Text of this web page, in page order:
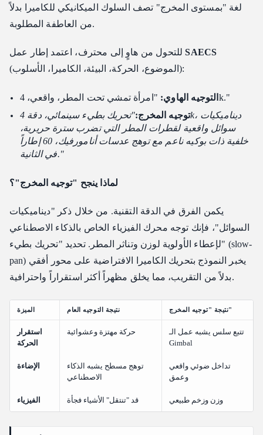
لغة "بمستوى المخرج" تصف السلوك الميكانيكي للكاميرا بدلاً
من العاطفة المطلوبة.
للتحول من هاوٍ إلى محترف، اعتمد إطار عملSAECS
(الموضوع، الحركة، البيئة، الكاميرا، الأسلوب):
التوجيه الهاوي: "امرأة تمشي تحت المطر، واقعي، 4k."
توجيه المخرج:
"تحريك بطيء سينمائي، دقة 4k، ديناميكيات
سوائل واقعية لقطرات المطر التي تضرب سترة حريرية،
خلفية ذات بوكيه ناعم مع توهج عدسات أنامورفيك، 60 إطاراً
في الثانية."
لماذا ينجح "توجيه المخرج"؟
يكمن الفرق في الدقة التقنية. من خلال ذكر "ديناميكيات
السوائل"، فإنك توجه محرك الفيزياء الخاص بالذكاء الاصطناعي
لإعطاء الأولوية لوزن وتناثر المطر. تحديد "تحريك بطيء" (slow-
pan) يخبر النموذج بتحريك الكاميرا الافتراضية على محور أفقي
بدلاً من التقريب، مما يخلق مظهراً أكثر استقراراً واحترافية.
الميزة نتيجة التوجيه العام نتيجة "توجيه المخرج"
استقرار
الحركة
حركة مهتزة وعشوائية
تتبع سلس يشبه عمل الـ
Gimbal
الإضاءة
توهج مسطح يشبه الذكاء
الاصطناعي
تداخل ضوئي واقعي
وعمق
الفيزياء قد "تنتقل" الأشياء فجأة وزن وزخم طبيعي